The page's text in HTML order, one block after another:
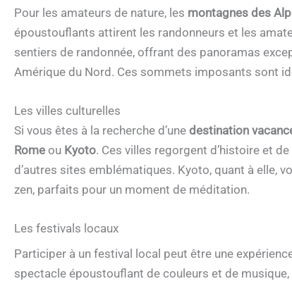
Pour les amateurs de nature, les montagnes des
époustouflants attirent les randonneurs et les
sentiers de randonnée, offrant des panoramas
Amérique du Nord. Ces sommets imposants sont
Les villes culturelles
Si vous êtes à la recherche d’une destination
Rome ou Kyoto. Ces villes regorgent d’histoire et
d’autres sites emblématiques. Kyoto, quant à elle,
zen, parfaits pour un moment de méditation.
Les festivals locaux
Participer à un festival local peut être une
spectacle époustouflant de couleurs et de